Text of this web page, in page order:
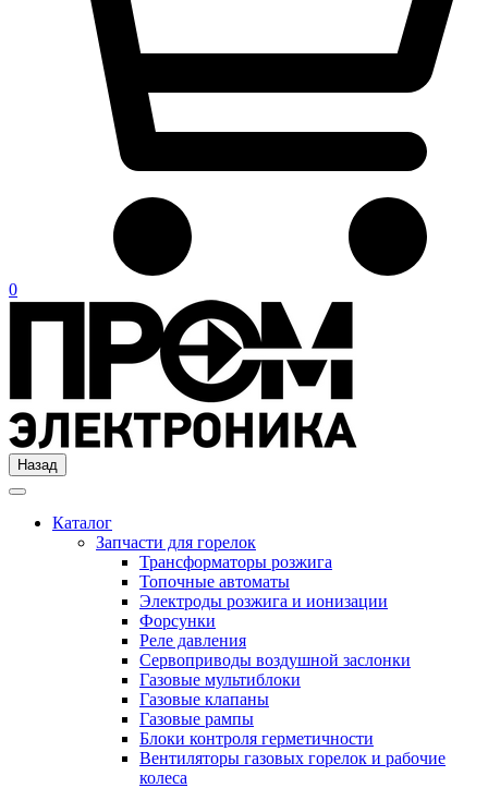
0
Назад
Каталог
Запчасти для горелок
Трансформаторы розжига
Топочные автоматы
Электроды розжига и ионизации
Форсунки
Реле давления
Сервоприводы воздушной заслонки
Газовые мультиблоки
Газовые клапаны
Газовые рампы
Блоки контроля герметичности
Вентиляторы газовых горелок и рабочие
колеса